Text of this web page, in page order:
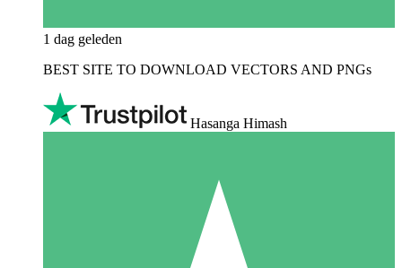
1 dag geleden
BEST SITE TO DOWNLOAD VECTORS AND PNGs
Hasanga Himash